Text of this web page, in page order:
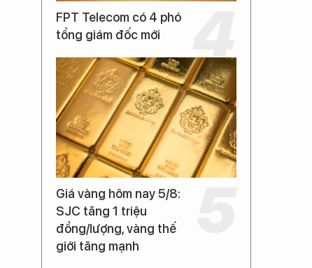
FPT Telecom có 4 phó
tổng giám đốc mới
Giá vàng hôm nay 5/8:
SJC tăng 1 triệu
đồng/lượng, vàng thế
giới tăng mạnh